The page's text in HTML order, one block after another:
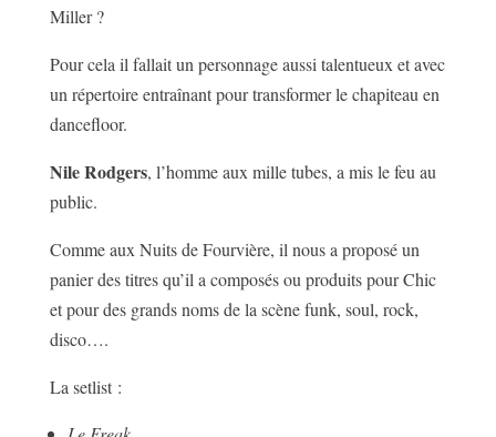
Miller ?
Pour cela il fallait un personnage aussi talentueux et avec
un répertoire entraînant pour transformer le chapiteau en
dancefloor.
Nile Rodgers, l’homme aux mille tubes, a mis le feu au
public.
Comme aux Nuits de Fourvière, il nous a proposé un
panier des titres qu’il a composés ou produits pour Chic
et pour des grands noms de la scène funk, soul, rock,
disco….
La setlist :